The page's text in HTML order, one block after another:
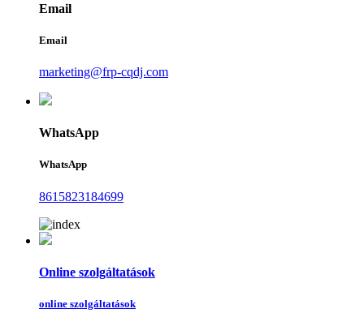
Email
Email
marketing@frp-cqdj.com
WhatsApp
WhatsApp
8615823184699
Online szolgáltatások
online szolgáltatások